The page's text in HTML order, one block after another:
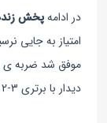
در ادامهپخش زنده
موفق شد ضربه ی
دیدار با برتری 3-2 رم به پایان برسد.